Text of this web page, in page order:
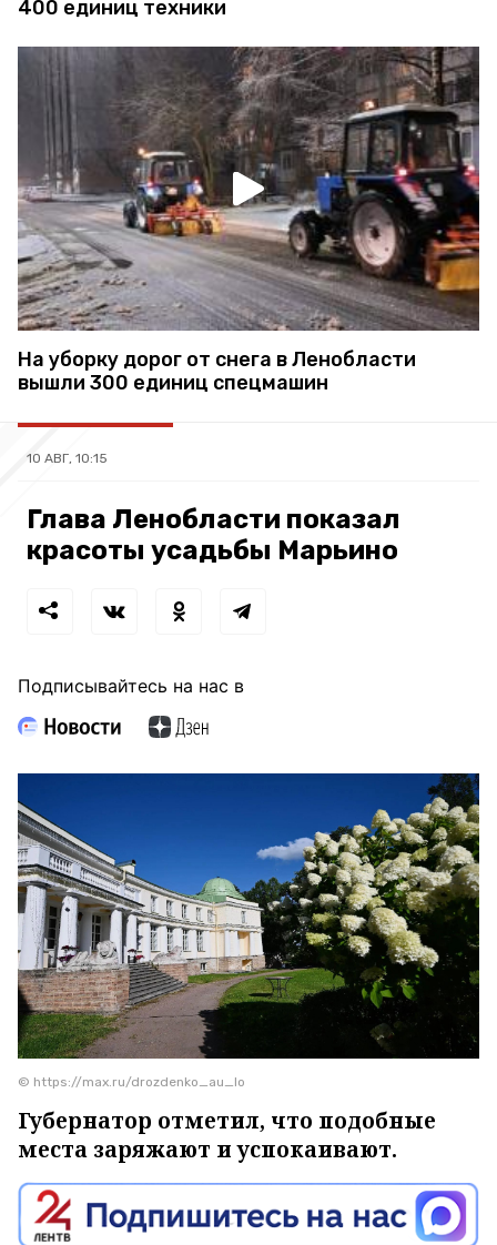
400 единиц техники
На уборку дорог от снега в Ленобласти
вышли 300 единиц спецмашин
10 АВГ, 10:15
Глава Ленобласти показал
красоты усадьбы Марьино
Подписывайтесь на нас в
© https://max.ru/drozdenko_au_lo
Губернатор отметил, что подобные
места заряжают и успокаивают.